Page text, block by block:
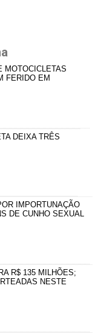
MOTOCICLETAS
FERIDO EM
DEIXA TRÊS
IMPORTUNAÇÃO
DE CUNHO SEXUAL
R$ 135 MILHÕES;
NESTE